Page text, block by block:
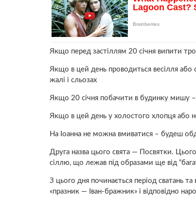
Якщо перед застіллям 20 січня випити
Якщо в цей день проводиться весілля або
жалі і сльозах
Якщо 20 січня побачити в будинку мишу –
Якщо в цей день у холостого хлопця або
На Іоанна не можна вмиватися – будеш
Друга назва цього свята — Посвятки.
сіллю, що лежав під образами ще від
З цього дня починається період сватань
«празник — Іван-бражник» і відповідно